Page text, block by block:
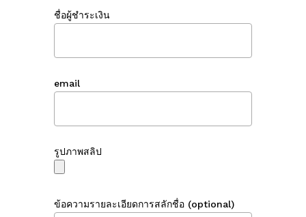
ไม่มีสินค้าในตะกร้า
ชื่อผู้ชำระเงิน
email
รูปภาพสลิป
ข้อความรายละเอียดการสลักชื่อ (optional)